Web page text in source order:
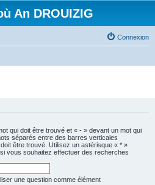
An DROUIZIG
Connexion
qui doit être trouvé et « - » devant un mot qui
séparés entre des barres verticales
être trouvé. Utilisez un astérisque « * »
vous souhaitez effectuer des recherches
une question comme élément